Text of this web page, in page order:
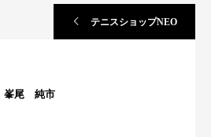
テニスショップNEO
峯尾 純市